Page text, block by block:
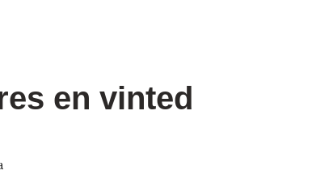
en vinted